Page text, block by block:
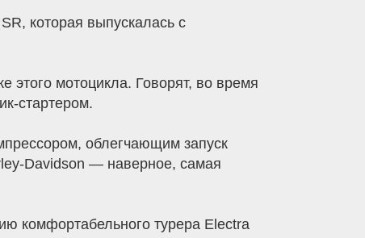
которая выпускалась с
этого мотоцикла. Говорят, во время
стартером.
облегчающим запуск
Davidson — наверное, самая
комфортабельного турера Electra